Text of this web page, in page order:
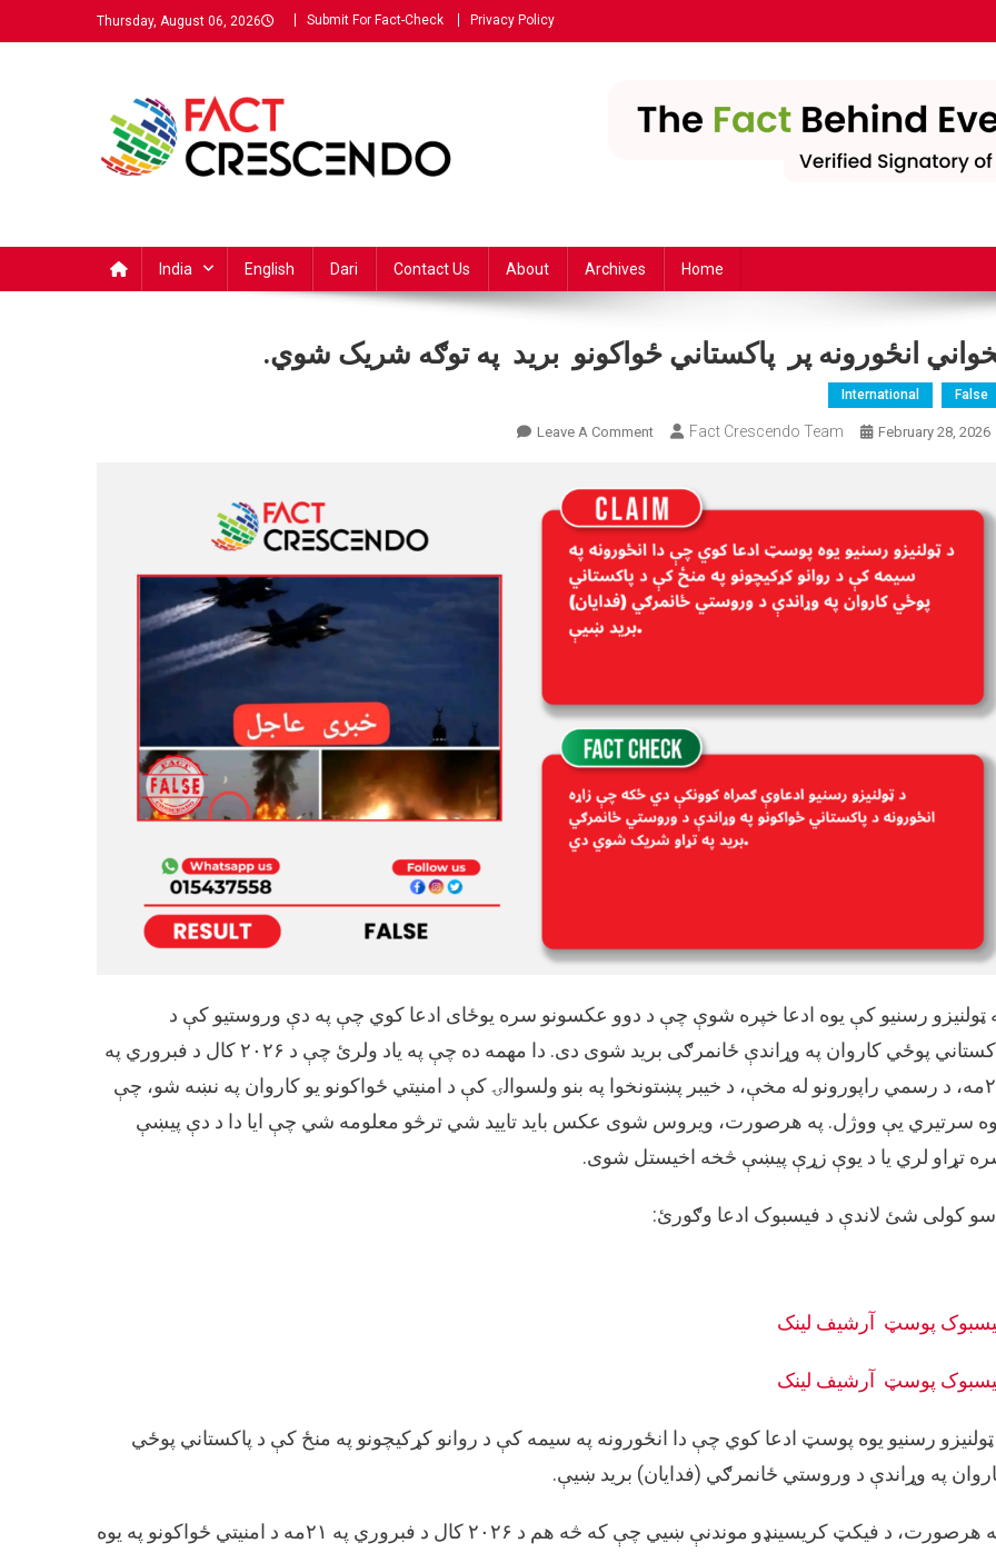
Thursday, August 06, 2026 Privacy Policy
Submit For Fact-Check
leading fact-checking
website in Pashto
Home
Archives
About
Contact Us
Dari
English
India
انځورونه پر پاکستاني ځواکونو برید په توګه شریک شوي.
False
International
February 28, 2026
Fact Crescendo Team
Leave A Comment
On
ټولنیزو رسنیو کې یوه ادعا خپره شوې چې د دوو عکسونو سره یوځای ادعا کوي چې په دې وروستیو کې د
پاکستاني پوځي کاروان په وړاندې ځانمرګی برید شوی دی. دا مهمه ده چې په یاد ولرئ چې د ۲۰۲۶ کال د فبروري په
۲۱مه، د رسمي راپورونو له مخې، د خیبر پښتونخوا په بنو ولسوالۍ کې د امنیتي ځواکونو یو کاروان په نښه شو، چې
سرتیري یې ووژل. په هرصورت، ویروس شوی عکس باید تایید شي ترڅو معلومه شي چې ایا دا د دې پیښې
تړاو لري یا د یوې زړې پیښې څخه اخیستل شوی.
کولی شئ لاندې د فیسبوک ادعا وګورئ:
پوسټ آرشيف لینک
پوسټ آرشيف لینک
ټولنیزو رسنیو یوه پوسټ ادعا کوي چې دا انځورونه په سیمه کې د روانو کړکیچونو په منځ کې د پاکستاني پوځي
په وړاندې د وروستي ځانمرګي (فدایان) برید ښیې.
په هرصورت، د فیکټ کریسینډو موندنې ښیي چې که څه هم د ۲۰۲۶ کال د فبروري په ۲۱مه د امنیتي ځواکونو په یوه